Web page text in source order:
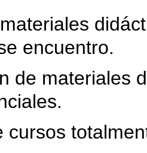
encuentro.
de materiales
cursos